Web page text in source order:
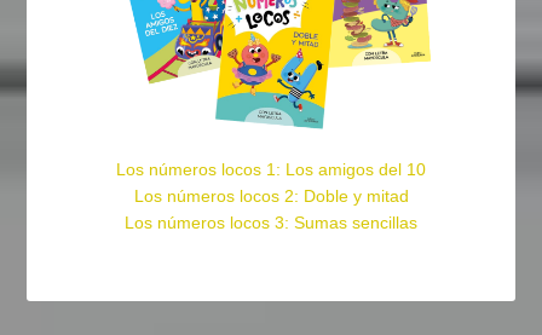
Los números locos 1: Los amigos del 10
Los números locos 2: Doble y mitad
Los números locos 3: Sumas sencillas